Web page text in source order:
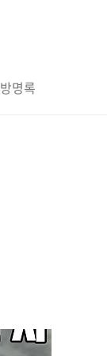
방명록